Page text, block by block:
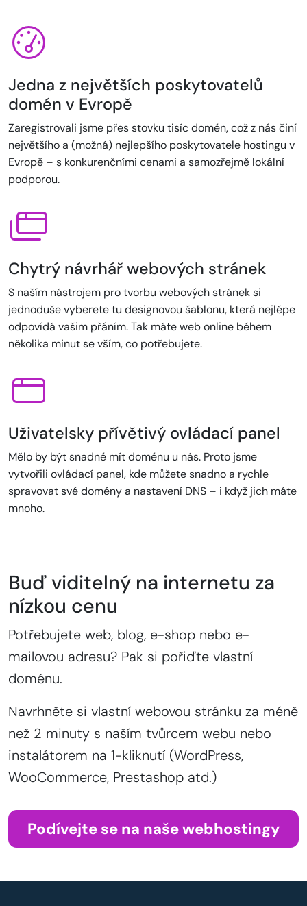
Jedna z největších poskytovatelů
domén v Evropě
Zaregistrovali jsme přes stovku tisíc domén, což z nás činí
největšího a (možná) nejlepšího poskytovatele hostingu v
Evropě – s konkurenčními cenami a samozřejmě lokální
podporou.
Chytrý návrhář webových stránek
S naším nástrojem pro tvorbu webových stránek si
jednoduše vyberete tu designovou šablonu, která nejlépe
odpovídá vašim přáním. Tak máte web online během
několika minut se vším, co potřebujete.
Uživatelsky přívětivý ovládací panel
Mělo by být snadné mít doménu u nás. Proto jsme
vytvořili ovládací panel, kde můžete snadno a rychle
spravovat své domény a nastavení DNS – i když jich máte
mnoho.
Buď viditelný na internetu za
nízkou cenu
Potřebujete web, blog, e-shop nebo e-
mailovou adresu? Pak si pořiďte vlastní
doménu.
Navrhněte si vlastní webovou stránku za méně
než 2 minuty s naším tvůrcem webu nebo
instalátorem na 1-kliknutí (WordPress,
WooCommerce, Prestashop atd.)
Podívejte se na naše webhostingy